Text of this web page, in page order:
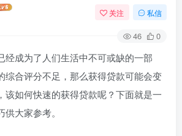
关注 私信
46 0
经成为了人们生活中不可或缺的一部
综合评分不足，那么获得贷款可能会变
该如何快速的获得贷款呢？下面就是一
大家参考。